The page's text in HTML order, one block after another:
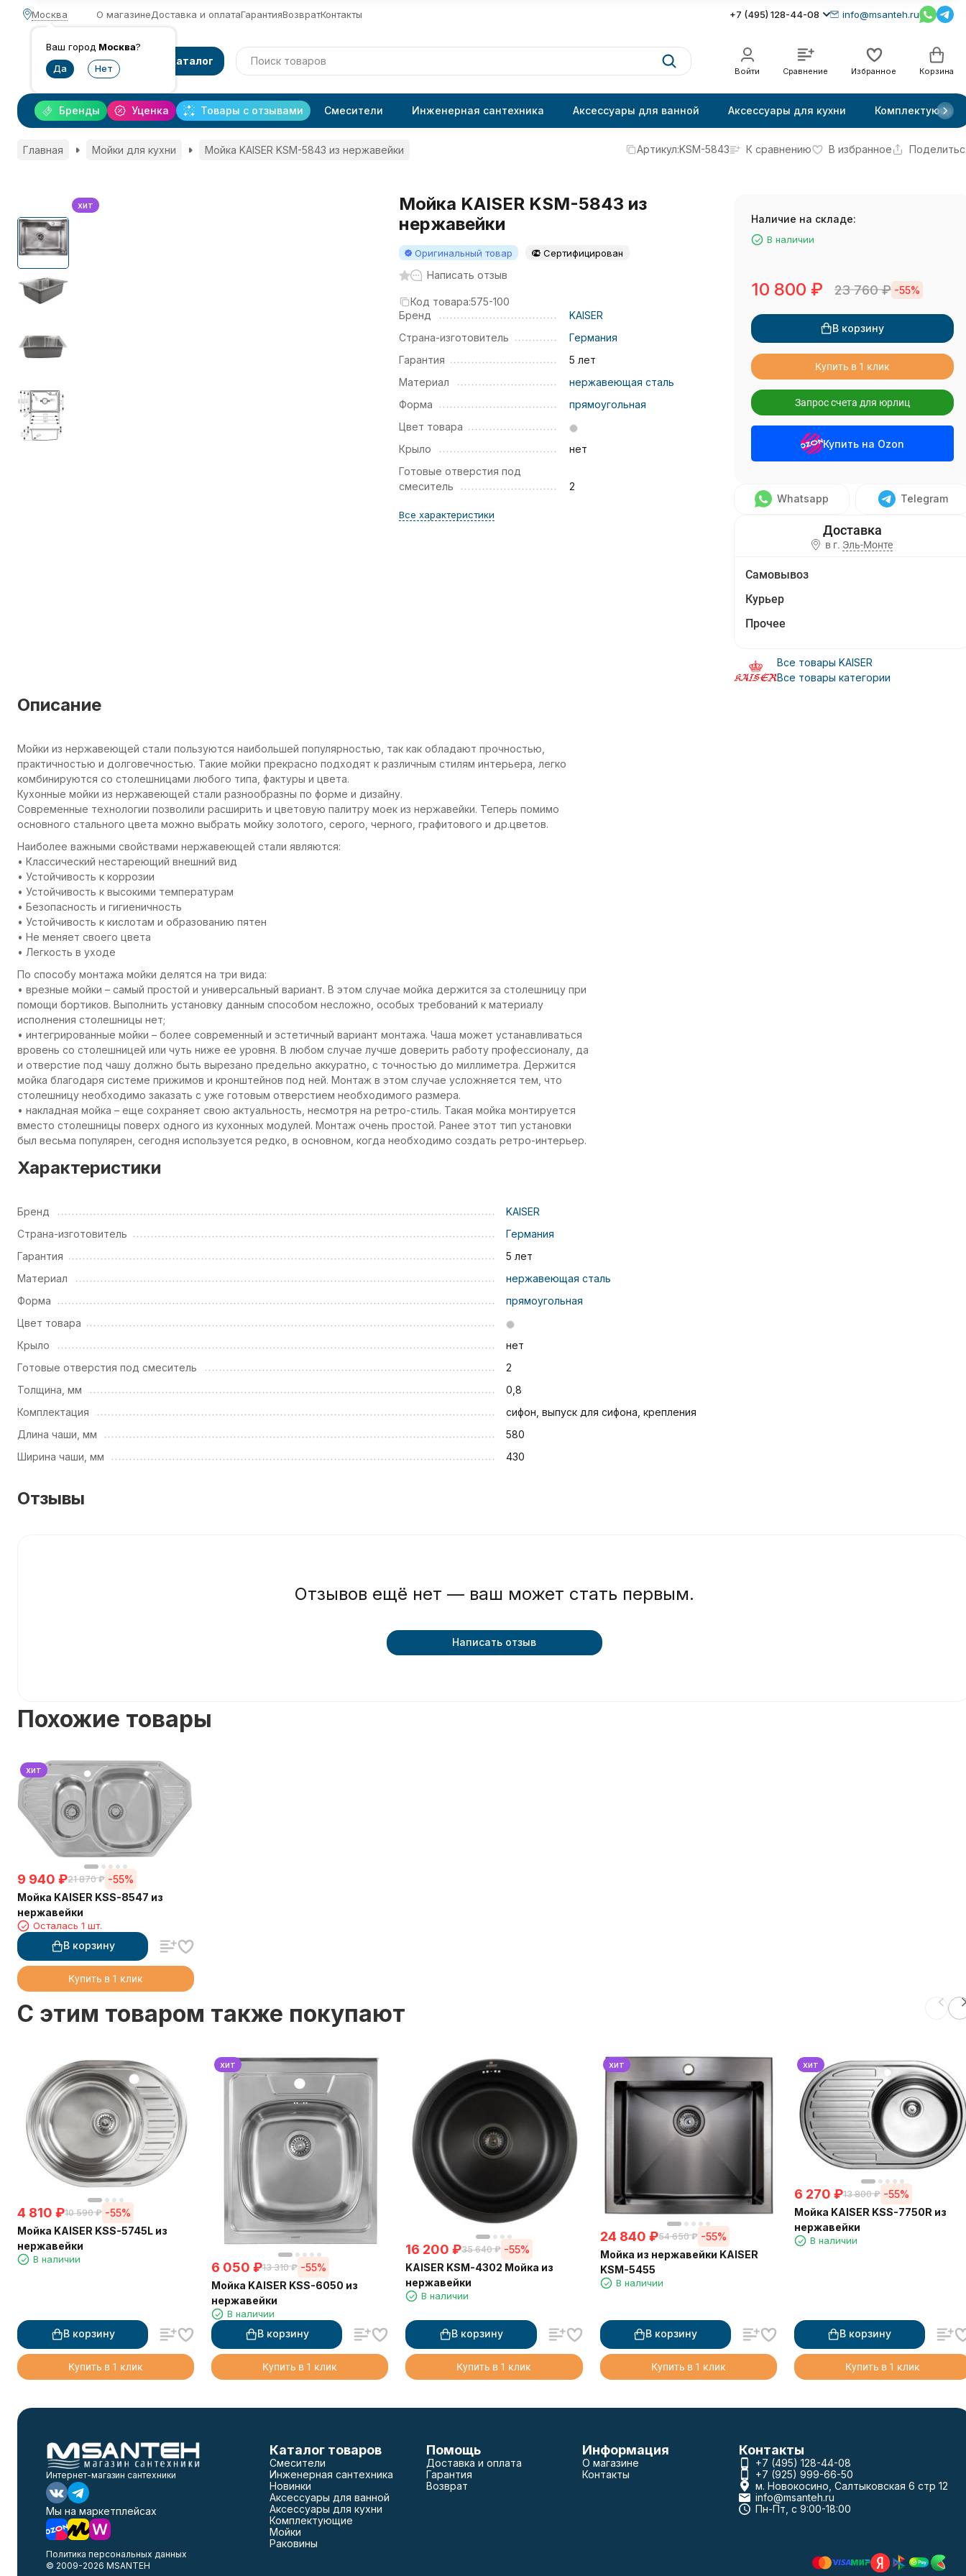
Москва
Ваш город Москва?
О магазинеДоставка и оплатаГарантияВозвратКонтакты +7 (495) 128-44-08 info@msanteh.ru
Каталог
Войти Сравнение Избранное Корзина
Уценка Товары с отзывами
Бренды Смесители Инженерная сантехника Аксессуары для ванной Аксессуары для кухни Комплектующие
Главная Мойки для кухни Мойка KAISER KSM-5843 из нержавейки Артикул:KSM-5843 К сравнению В избранное
хит
Мойка KAISER KSM-5843 из
нержавейки
Оригинальный товар Сертифицирован
Написать отзыв
Код товара:575-100
Бренд
KAISER
Страна-изготовитель
Германия
Гарантия
5 лет
Материал
нержавеющая сталь
Форма
прямоугольная
Цвет товара
Крыло
нет
Готовые отверстия под
смеситель
2
Все характеристики
Наличие на складе:
В наличии
10 800 ₽ 23 760₽ -55%
В корзину
Купить в 1 клик
Запрос счета для юрлиц
Купить на Ozon
Whatsapp Telegram
в г. Эль-Монте
Самовывоз
Курьер
Прочее
Все товары KAISER
Все товары категории
Описание
Мойки из нержавеющей стали пользуются наибольшей популярностью, так как обладают прочностью,
практичностью и долговечностью. Такие мойки прекрасно подходят к различным стилям интерьера, легко
комбинируются со столешницами любого типа, фактуры и цвета.
Кухонные мойки из нержавеющей стали разнообразны по форме и дизайну.
Современные технологии позволили расширить и цветовую палитру моек из нержавейки. Теперь помимо
основного стального цвета можно выбрать мойку золотого, серого, черного, графитового и др.цветов.
Наиболее важными свойствами нержавеющей стали являются:
• Классический нестареющий внешний вид
• Устойчивость к коррозии
• Устойчивость к высокими температурам
• Безопасность и гигиеничность
• Устойчивость к кислотам и образованию пятен
• Не меняет своего цвета
• Легкость в уходе
По способу монтажа мойки делятся на три вида:
• врезные мойки – самый простой и универсальный вариант. В этом случае мойка держится за столешницу при
помощи бортиков. Выполнить установку данным способом несложно, особых требований к материалу
исполнения столешницы нет;
• интегрированные мойки – более современный и эстетичный вариант монтажа. Чаша может устанавливаться
вровень со столешницей или чуть ниже ее уровня. В любом случае лучше доверить работу профессионалу, да
и отверстие под чашу должно быть вырезано предельно аккуратно, с точностью до миллиметра. Держится
мойка благодаря системе прижимов и кронштейнов под ней. Монтаж в этом случае усложняется тем, что
столешницу необходимо заказать с уже готовым отверстием необходимого размера.
• накладная мойка – еще сохраняет свою актуальность, несмотря на ретро-стиль. Такая мойка монтируется
вместо столешницы поверх одного из кухонных модулей. Монтаж очень простой. Ранее этот тип установки
был весьма популярен, сегодня используется редко, в основном, когда необходимо создать ретро-интерьер.
Характеристики
Бренд
KAISER
Страна-изготовитель
Германия
Гарантия
5 лет
Материал
нержавеющая сталь
Форма
прямоугольная
Цвет товара
Крыло
нет
Готовые отверстия под смеситель
2
Толщина, мм
0,8
Комплектация
сифон, выпуск для сифона, крепления
Длина чаши, мм
580
Ширина чаши, мм
430
Отзывы
Отзывов ещё нет — ваш может стать первым.
Написать отзыв
Похожие товары
хит
9 940 ₽21 870 ₽ -55%
Мойка KAISER KSS-8547 из
нержавейки
Осталась 1 шт.
В корзину
Купить в 1 клик
C этим товаром также покупают
4 810 ₽10 590 ₽ -55%
Мойка KAISER KSS-5745L из
нержавейки
В наличии
В корзину
Купить в 1 клик
хит
6 050 ₽13 310 ₽ -55%
Мойка KAISER KSS-6050 из
нержавейки
В наличии
В корзину
Купить в 1 клик
16 200 ₽35 640 ₽ -55%
KAISER KSM-4302 Мойка из
нержавейки
В наличии
В корзину
Купить в 1 клик
хит
24 840 ₽54 650 ₽ -55%
Мойка из нержавейки KAISER
KSM-5455
В наличии
В корзину
Купить в 1 клик
хит
6 270 ₽13 800 ₽ -55%
Мойка KAISER KSS-7750R из
нержавейки
В наличии
В корзину
Купить в 1 клик
Интернет-магазин сантехники
Мы на маркетплейсах
Каталог товаров
Смесители
Инженерная сантехника
Новинки
Аксессуары для ванной
Аксессуары для кухни
Комплектующие
Мойки
Раковины
Помощь
Доставка и оплата
Гарантия
Возврат
Информация
О магазине
Контакты
Контакты
+7 (495) 128-44-08
+7 (925) 999-66-50
м. Новокосино, Салтыковская 6 стр 12
info@msanteh.ru
Пн-Пт, с 9:00-18:00
Политика персональных данных
© 2009-2026 MSANTEH